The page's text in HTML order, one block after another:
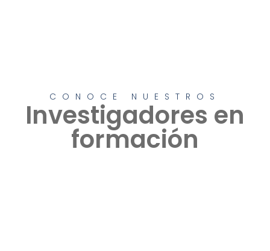
CONOCE NUESTROS
Investigadores en
formación